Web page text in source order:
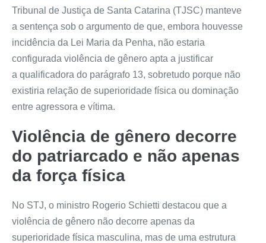
Tribunal de Justiça de Santa Catarina (TJSC) manteve
a sentença sob o argumento de que, embora houvesse
incidência da Lei Maria da Penha, não estaria
configurada violência de gênero apta a justificar
a qualificadora do parágrafo 13, sobretudo porque não
existiria relação de superioridade física ou dominação
entre agressora e vítima.
Violência de gênero decorre
do patriarcado e não apenas
da força física
No STJ, o ministro Rogerio Schietti destacou que a
violência de gênero não decorre apenas da
superioridade física masculina, mas de uma estrutura